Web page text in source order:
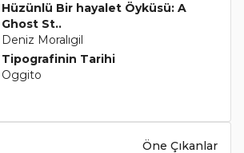
Hüzünlü Bir hayalet Öyküsü: A
Ghost St..
Deniz Moralıgil
Tipografinin Tarihi
Oggito
Öne Çıkanlar